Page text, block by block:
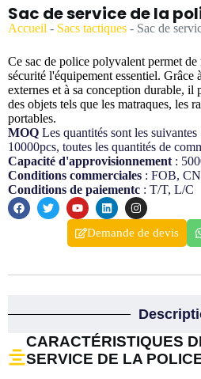
Sac de service de la
Accueil - Sacs tactiques - Sac de
Ce sac de police polyvalent permet
sécurité l'équipement essentiel. Grâce
externes et à sa conception durable, il
des objets tels que les matraques, les
portables.
MOQ Les quantités sont les
10000pcs, toutes les quantités de
Capacité d'approvisionnement :
Conditions commerciales : FOB,
Conditions de paiementc : T/T, L/C
Demande de devis
CARACTÉRISTIQUES
SERVICE DE LA